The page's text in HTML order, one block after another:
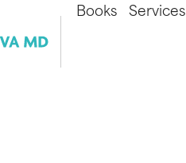
Books Services